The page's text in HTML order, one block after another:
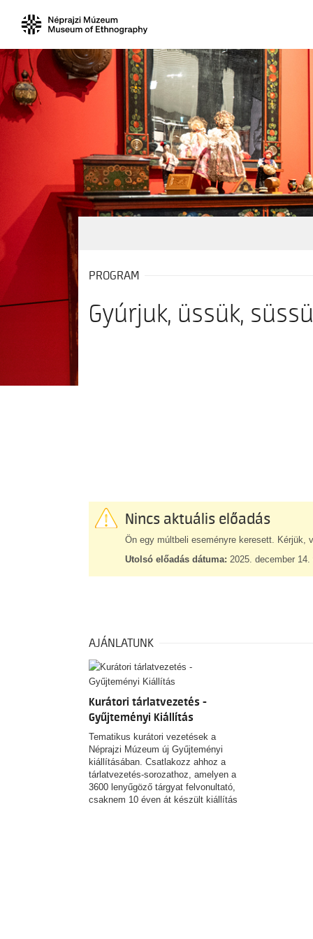
PROGRAM
Gyúrjuk, üssük,
Nincs aktuális előadás
Ön egy múltbeli eseményre keresett. Kérjük,
Utolsó előadás dátuma: 2025. december
AJÁNLATUNK
Kurátori tárlatvezetés -
Gyűjteményi Kiállítás
Tematikus kurátori vezetések a
Néprajzi Múzeum új Gyűjteményi
kiállításában. Csatlakozz ahhoz a
tárlatvezetés-sorozathoz, amelyen a
3600 lenyűgöző tárgyat felvonultató,
csaknem 10 éven át készült kiállítás